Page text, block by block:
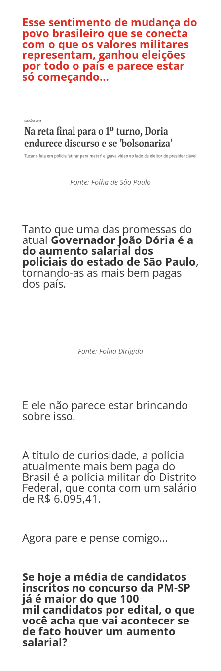
Esse sentimento de mudança do
povo brasileiro que se conecta
com o que os valores militares
representam, ganhou eleições
por todo o país e parece estar
só começando…
Fonte: Folha de São Paulo
Tanto que uma das promessas do
atual Governador João Dória é a
do aumento salarial dos
policiais do estado de São Paulo,
tornando-as as mais bem pagas
dos país.
Fonte: Folha Dirigida
E ele não parece estar brincando
sobre isso.
A título de curiosidade, a polícia
atualmente mais bem paga do
Brasil é a polícia militar do Distrito
Federal, que conta com um salário
de R$ 6.095,41.
Agora pare e pense comigo…
Se hoje a média de candidatos
inscritos no concurso da PM-SP
já é maior do que 100
mil candidatos por edital, o que
você acha que vai acontecer se
de fato houver um aumento
salarial?